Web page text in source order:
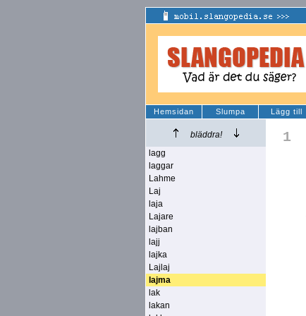
Hemsidan Slumpa Lägg till
bläddra!
lagg
laggar
Lahme
Laj
laja
Lajare
lajban
lajj
lajka
Lajlaj
lajma
lak
lakan
1